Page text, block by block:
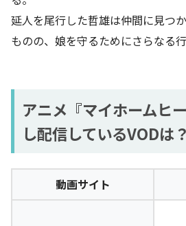
延人を尾行した哲雄は仲間に見つ
ものの、娘を守るためにさらなる行
アニメ『マイホームヒ
し配信しているVODは？
動画サイト